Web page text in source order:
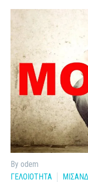
By odem
ΓΕΛΟΙΟΤΗΤΑ